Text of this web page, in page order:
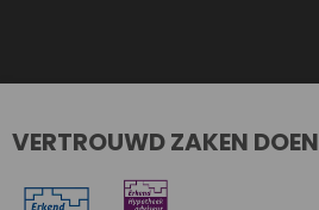
VERTROUWD ZAKEN DOEN